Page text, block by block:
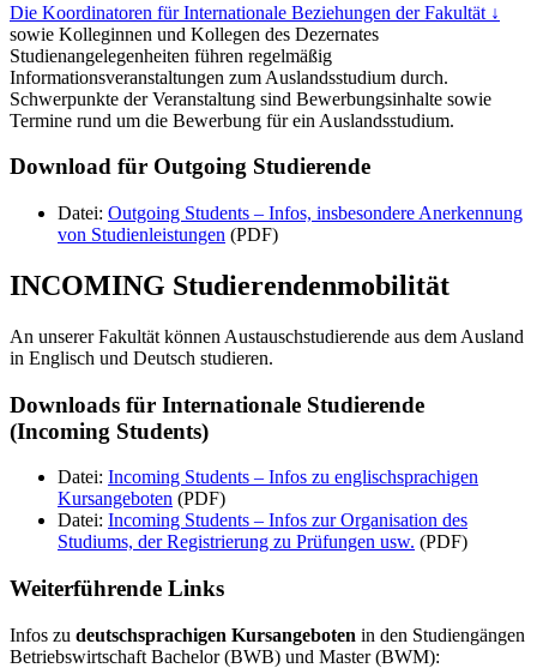
Die Koordinatoren für Internationale Beziehungen der Fakultät ↓
sowie Kolleginnen und Kollegen des Dezernates
Studienangelegenheiten führen regelmäßig
Informationsveranstaltungen zum Auslandsstudium durch.
Schwerpunkte der Veranstaltung sind Bewerbungsinhalte sowie
Termine rund um die Bewerbung für ein Auslandsstudium.
Download für Outgoing Studierende
Datei: Outgoing Students – Infos, insbesondere Anerkennung
von Studienleistungen (PDF)
INCOMING Studierendenmobilität
An unserer Fakultät können Austauschstudierende aus dem Ausland
in Englisch und Deutsch studieren.
Downloads für Internationale Studierende
(Incoming Students)
Datei: Incoming Students – Infos zu englischsprachigen
Kursangeboten (PDF)
Datei: Incoming Students – Infos zur Organisation des
Studiums, der Registrierung zu Prüfungen usw. (PDF)
Weiterführende Links
Infos zu deutschsprachigen Kursangeboten in den Studiengängen
Betriebswirtschaft Bachelor (BWB) und Master (BWM):